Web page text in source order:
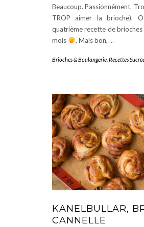
Beaucoup. Passionnément.
TROP aimer la brioche).
quatrième recette de brioches
mois
. Mais bon, …
Brioches & Boulangerie Recettes
KANELBULLAR,
CANNELLE